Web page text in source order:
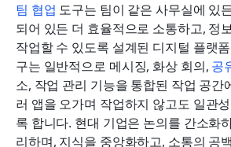
팀 협업 도구는 팀이 같은 사무실에 있
되어 있든 더 효율적으로 소통하고, 정
작업할 수 있도록 설계된 디지털 플랫
구는 일반적으로 메시징, 화상 회의, 공
소, 작업 관리 기능을 통합된 작업 공간
러 앱을 오가며 작업하지 않고도 일관
록 합니다. 현대 기업은 논의를 간소화
리하며, 지식을 중앙화하고, 소통의 공